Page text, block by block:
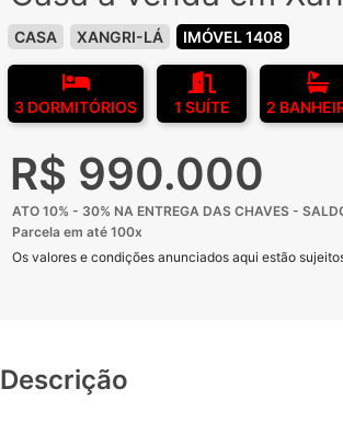
CASA XANGRI-LÁ IMÓVEL 1408
3 DORMITÓRIOS 1 SUÍTE 2
R$ 990.000
ATO 10% - 30% NA ENTREGA DAS CHAVES -
Parcela em até 100x
Os valores e condições anunciados aqui estão
Descrição